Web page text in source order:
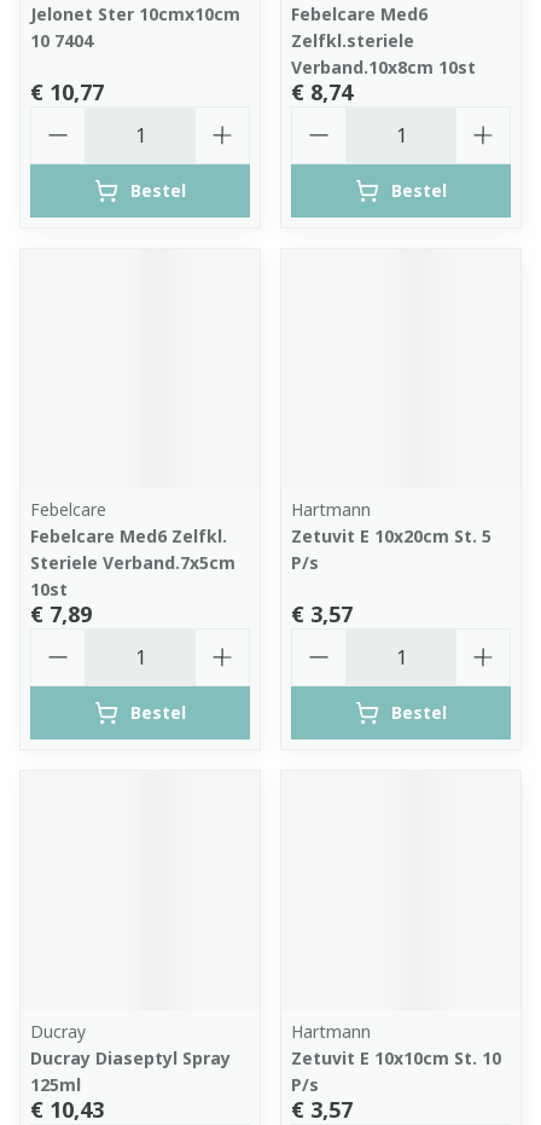
Jelonet Ster 10cmx10cm
10 7404
€ 10,77
Bestel
Febelcare Med6
Zelfkl.steriele
Verband.10x8cm 10st
€ 8,74
Bestel
Febelcare
Febelcare Med6 Zelfkl.
Steriele Verband.7x5cm
10st
€ 7,89
Bestel
Hartmann
Zetuvit E 10x20cm St. 5
P/s
€ 3,57
Bestel
Ducray
Ducray Diaseptyl Spray
125ml
€ 10,43
Hartmann
Zetuvit E 10x10cm St. 10
P/s
€ 3,57